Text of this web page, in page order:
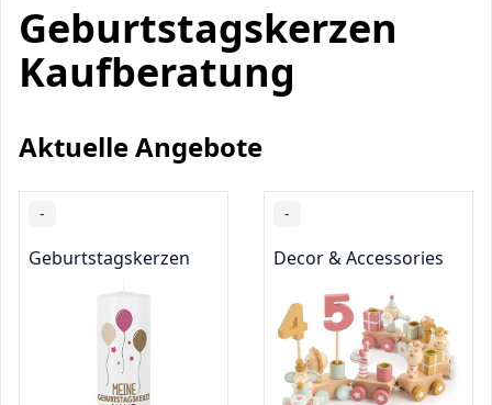
Geburtstagskerzen
Kaufberatung
Aktuelle Angebote
-
Geburtstagskerzen
-
Decor & Accessories